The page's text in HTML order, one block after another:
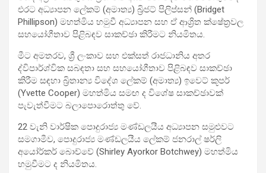
එරට අධ්‍යාපන ලේකම් (අමාත්‍ය) බ්‍රිජට් පිලිප්සන් (Bridget
Phillipson) මහත්මිය හමුවී අධ්‍යාපන සහ ඒ ආශ්‍රිත ක්ෂේත්‍රවල
සහයෝගීතාව පිළිබඳව සාකච්ඡා කිරීමට නියමිතය.
මීට අමතරව, ශ්‍රී ලංකාව සහ එක්සත් රාජධානිය අතර
ද්විපාර්ශ්වික සබඳතා සහ සහයෝගීතාව පිළිබඳව සාකච්ඡා
කිරීම සඳහා බ්‍රිතාන්‍ය විදේශ ලේකම් (අමාත්‍ය) ඉවෙට් කූපර්
(Yvette Cooper) මහත්මිය සමඟ ද විශේෂ සාකච්ඡාවක්
පැවැත්වීමට බලාපොරොත්තු වේ.
22 වැනි වාර්ෂික පොදුරාජ්‍ය මණ්ඩලයීය අධ්‍යාපන සමුළුවට
සමගාමීව, පොදුරාජ්‍ය මණ්ඩලයීය ලේකම් ජනරාල් ෂර්ලි
අයෝර්කර් බොච්වේ (Shirley Ayorkor Botchwey) මහත්මිය
හමුවීමට ද නියමිතය.